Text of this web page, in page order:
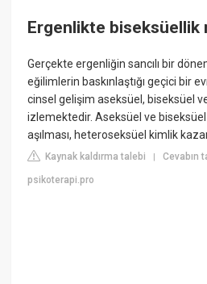
Ergenlikte biseksüellik
Gerçekte ergenliğin sancılı bir
eğilimlerin baskınlaştığı geçici bir
cinsel gelişim aseksüel, biseksüel
izlemektedir. Aseksüel ve
aşılması, heteroseksüel kimlik
Kaynak kaldırma talebi |Cevabın
psikoterapi.pro